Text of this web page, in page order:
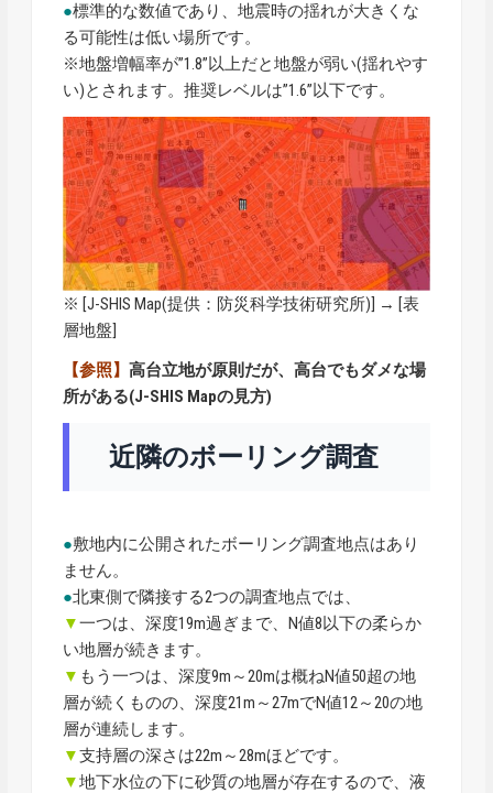
●標準的な数値であり、地震時の揺れが大きくな
る可能性は低い場所です。
※地盤増幅率が”1.8”以上だと地盤が弱い(揺れやす
い)とされます。推奨レベルは”1.6”以下です。
※ [J-SHIS Map(提供：防災科学技術研究所)] → [表
層地盤]
【参照】高台立地が原則だが、高台でもダメな場
所がある(J-SHIS Mapの見方)
近隣のボーリング調査
●敷地内に公開されたボーリング調査地点はあり
ません。
●北東側で隣接する2つの調査地点では、
▼一つは、深度19m過ぎまで、N値8以下の柔らか
い地層が続きます。
▼ もう一つは、深度9m～20mは概ねN値50超の地
層が続くものの、深度21m～27mでN値12～20の地
層が連続します。
▼支持層の深さは22m～28mほどです。
▼地下水位の下に砂質の地層が存在するので、液